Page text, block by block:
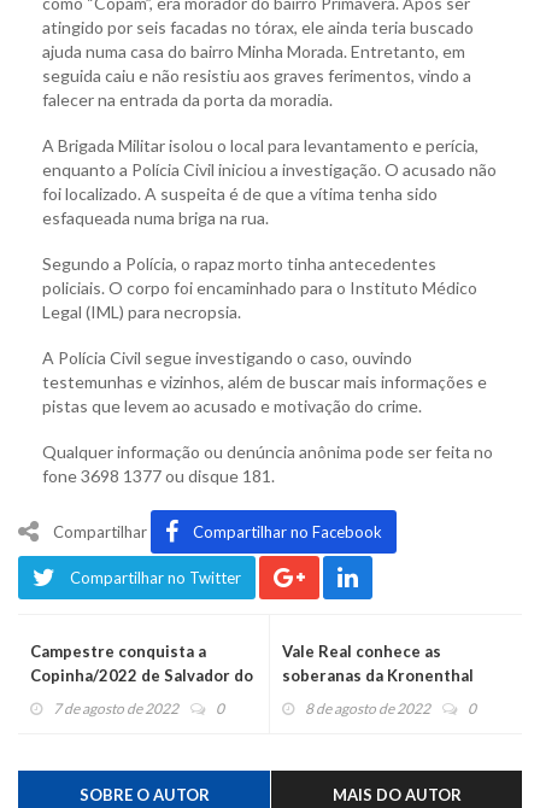
atingido por seis facadas no tórax, ele ainda teria buscado
ajuda numa casa do bairro Minha Morada. Entretanto, em
seguida caiu e não resistiu aos graves ferimentos, vindo a
falecer na entrada da porta da moradia.
A Brigada Militar isolou o local para levantamento e perícia,
enquanto a Polícia Civil iniciou a investigação. O acusado não
foi localizado. A suspeita é de que a vítima tenha sido
esfaqueada numa briga na rua.
Segundo a Polícia, o rapaz morto tinha antecedentes
policiais. O corpo foi encaminhado para o Instituto Médico
Legal (IML) para necropsia.
A Polícia Civil segue investigando o caso, ouvindo
testemunhas e vizinhos, além de buscar mais informações e
pistas que levem ao acusado e motivação do crime.
Qualquer informação ou denúncia anônima pode ser feita no
fone 3698 1377 ou disque 181.
Compartilhar Compartilhar no Facebook
Compartilhar no Twitter
Campestre conquista a
Copinha/2022 de Salvador do
Sul 7 de agosto de 2022 0
Vale Real conhece as
soberanas da Kronenthal
Fest8 de agosto de 2022 0
SOBRE O AUTOR MAIS DO AUTOR